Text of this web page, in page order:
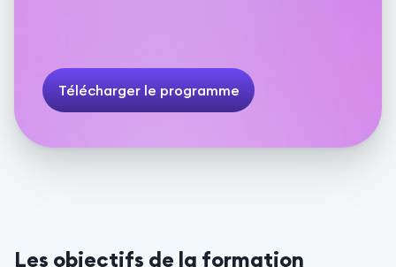
Télécharger le programme
Les objectifs de la formation